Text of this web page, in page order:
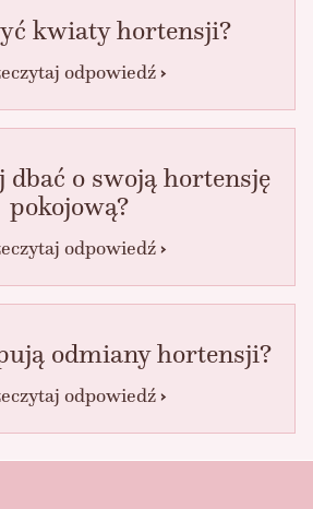
kwiaty hortensji?
odpowiedź
dbać o swoją hortensję
pokojową?
odpowiedź
odmiany hortensji?
odpowiedź